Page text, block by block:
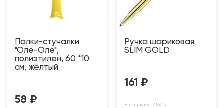
Палки-стучалки
"Оле-Оле",
полиэтилен, 60 *10
см, жёлтый
58 ₽
Ручка шариковая
SLIM GOLD
161 ₽
В наличии: 2367 шт